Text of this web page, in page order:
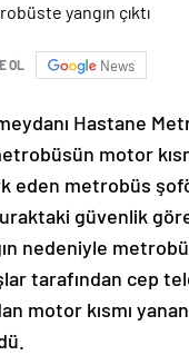
OL News
Hastane
motor
eden metrobüs
güvenlik
nedeniyle
tarafından cep
motor kısmı